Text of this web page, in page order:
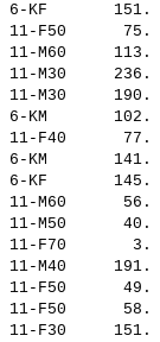
6-KF       151.
11-F50      75.
11-M60     113.
11-M30     236.
11-M30     190.
6-KM       102.
11-F40      77.
6-KM       141.
6-KF       145.
11-M60      56.
11-M50      40.
11-F70       3.
11-M40     191.
11-F50      49.
11-F50      58.
11-F30     151.